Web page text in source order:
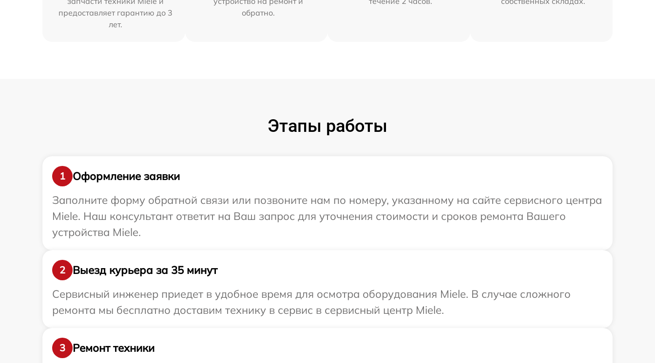
предоставляет гарантию до 3
лет.
обратно.
Этапы работы
1
Оформление заявки
Заполните форму обратной связи или позвоните нам по номеру, указанному на сайте сервисного центра
Miele. Наш консультант ответит на Ваш запрос для уточнения стоимости и сроков ремонта Вашего
устройства Miele.
2
Выезд курьера за 35 минут
Сервисный инженер приедет в удобное время для осмотра оборудования Miele. В случае сложного
ремонта мы бесплатно доставим технику в сервис в сервисный центр Miele.
3
Ремонт техники